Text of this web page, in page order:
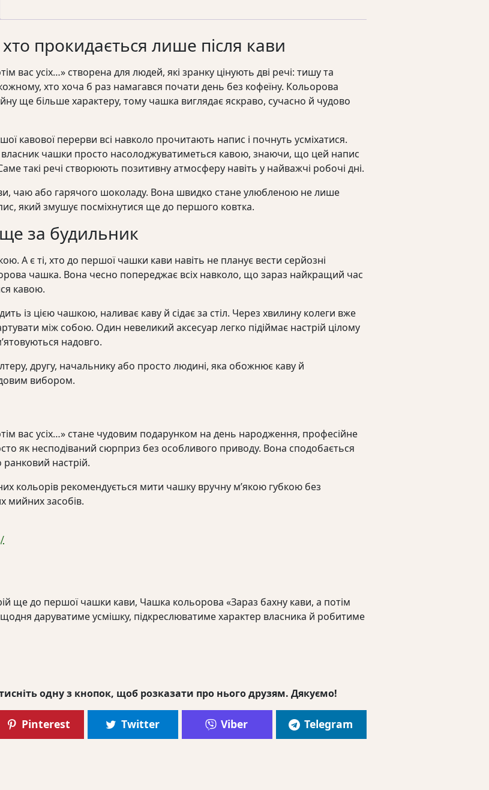
кількість
прокидається лише після кави
вас усіх…» створена для людей, які зранку цінують дві речі: тишу та
хто хоча б раз намагався почати день без кофеїну. Кольорова
ще більше характеру, тому чашка виглядає яскраво, сучасно й чудово
кавової перерви всі навколо прочитають напис і почнуть усміхатися.
власник чашки просто насолоджуватиметься кавою, знаючи, що цей напис
такі речі створюють позитивну атмосферу навіть у найважчі робочі дні.
чаю або гарячого шоколаду. Вона швидко стане улюбленою не лише
який змушує посміхнутися ще до першого ковтка.
за будильник
А є ті, хто до першої чашки кави навіть не планує вести серйозні
чашка. Вона чесно попереджає всіх навколо, що зараз найкращий час
кавою.
із цією чашкою, наливає каву й сідає за стіл. Через хвилину колеги вже
між собою. Один невеликий аксесуар легко підіймає настрій цілому
надовго.
другу, начальнику або просто людині, яка обожнює каву й
вибором.
вас усіх…» стане чудовим подарунком на день народження, професійне
як несподіваний сюрприз без особливого приводу. Вона сподобається
настрій.
кольорів рекомендується мити чашку вручну м’якою губкою без
мийних засобів.
ще до першої чашки кави, Чашка кольорова «Зараз бахну кави, а потім
даруватиме усмішку, підкреслюватиме характер власника й робитиме
одну з кнопок, щоб розказати про нього друзям. Дякуємо!
Pinterest Twitter Viber Telegram